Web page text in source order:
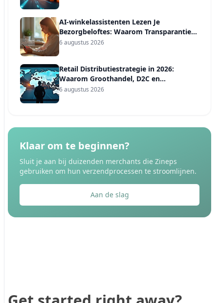
AI-winkelassistenten Lezen Je
Bezorgbeloftes: Waarom Transparantie
het Nieuwe Vertrouwenssignaal Is in
6 augustus 2026
Retail Distributiestrategie in 2026:
Waarom Groothandel, D2C en
Marktplaatsen Vier Verschillende
6 augustus 2026
Klaar om te beginnen?
Sluit je aan bij duizenden merchants die Zineps
gebruiken om hun verzendprocessen te stroomlijnen.
Aan de slag